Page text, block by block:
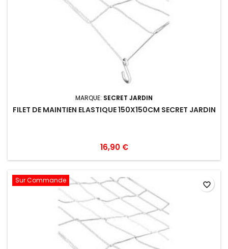
MARQUE: SECRET JARDIN
FILET DE MAINTIEN ELASTIQUE 150X150CM SECRET JARDIN
16,90 €
Sur Commande favorite_border